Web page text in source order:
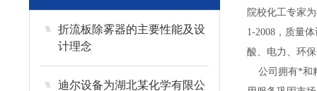
折流板除雾器的主要性能及设
计理念
迪尔设备为湖北某化学有限公
院校化工专家
1-2008，质量
酸、电力、环
公司拥有*和